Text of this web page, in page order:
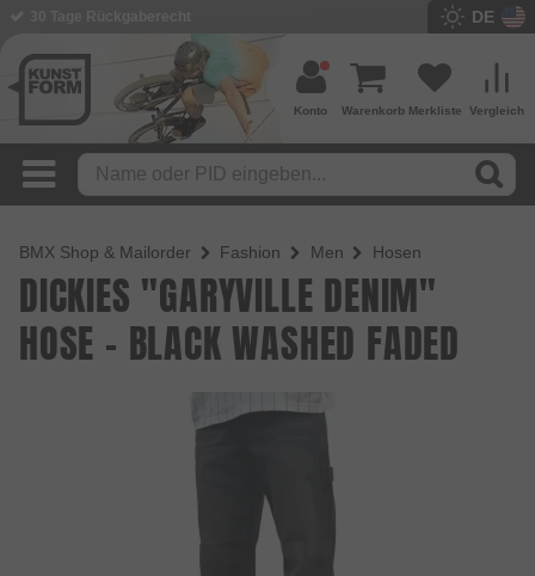
DE
Vergleich
Merkliste
Warenkorb
Konto
BMX Shop & Mailorder Fashion Men Hosen
DICKIES "GARYVILLE DENIM"
HOSE - BLACK WASHED FADED